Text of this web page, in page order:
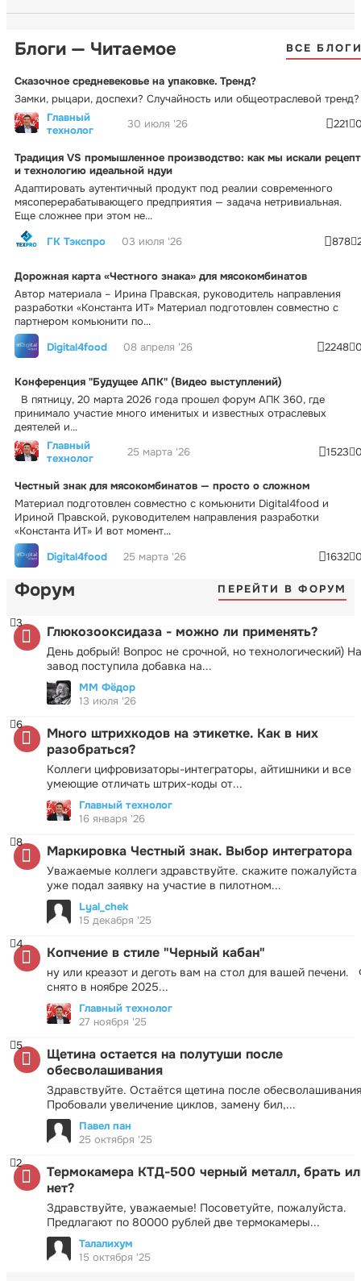
Блоги — Читаемое ВСЕ
Сказочное средневековье на упаковке. Тренд?
Замки, рыцари, доспехи? Случайность или общеотраслевой тренд?
Главный
технолог
30 июля '26 221
Традиция VS промышленное производство: как мы искали рецепт
и технологию идеальной ндуи
Адаптировать аутентичный продукт под реалии современного
мясоперерабатывающего предприятия — задача нетривиальная.
Еще сложнее при этом не...
ГК Тэкспро
03 июля '26 878
Дорожная карта «Честного знака» для мясокомбинатов
Автор материала – Ирина Правская, руководитель направления
разработки «Константа ИТ» Материал подготовлен совместно с
партнером комьюнити по...
Digital4food
08 апреля '26 2248
Конференция "Будущее АПК" (Видео выступлений)
В пятницу, 20 марта 2026 года прошел форум АПК 360, где
принимало участие много именитых и известных отраслевых
деятелей и...
Главный
технолог
25 марта '26 1523
Честный знак для мясокомбинатов — просто о сложном
Материал подготовлен совместно с комьюнити Digital4food и
Ириной Правской, руководителем направления разработки
«Константа ИТ» И вот момент...
Digital4food
25 марта '26 1632
Форум ПЕРЕЙТИ В ФОРУМ
Глюкозооксидаза - можно ли применять?
День добрый! Вопрос не срочной, но технологический) На
завод поступила добавка на...
3
ММ Фёдор
13 июля '26
Много штрихкодов на этикетке. Как в них
разобраться?
Коллеги цифровизаторы-интеграторы, айтишники и все
умеющие отличать штрих-коды от...
6
Главный технолог
16 января '26
Маркировка Честный знак. Выбор интегратора
Уважаемые коллеги здравствуйте. скажите пожалуйста
уже подал заявку на участие в пилотном...
8
Lyal_chek
15 декабря '25
Копчение в стиле "Черный кабан"
ну или креазот и деготь вам на стол для вашей печени.
снято в ноябре 2025...
4
Главный технолог
27 ноября '25
Щетина остается на полутуши после
обесволашивания
Здравствуйте. Остаётся щетина после
Пробовали увеличение циклов, замену бил,...
5
Павел пан
25 октября '25
Термокамера КТД-500 черный металл, брать
нет?
Здравствуйте, уважаемые! Посоветуйте, пожалуйста.
Предлагают по 80000 рублей две термокамеры...
2
Талалихум
15 октября '25